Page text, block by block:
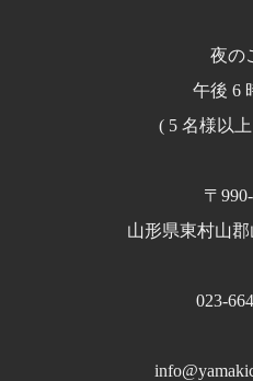
夜の
午後 6
( 5 名様以
〒
山形県東村山
023-